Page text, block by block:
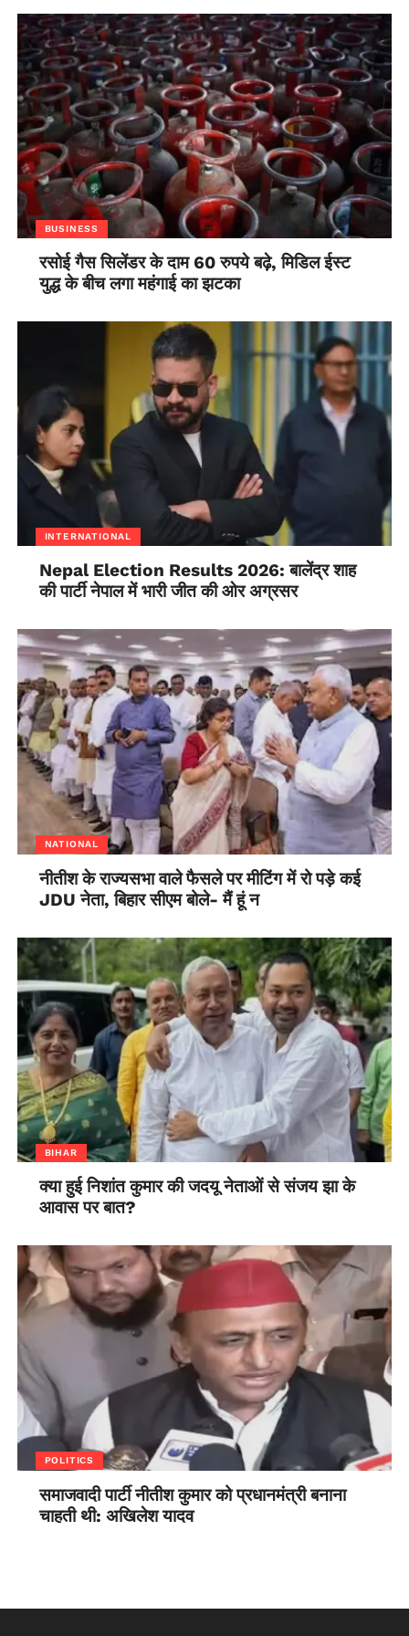
BUSINESS
रसोई गैस सिलेंडर के दाम 60 रुपये बढ़े, मिडिल ईस्ट
युद्ध के बीच लगा महंगाई का झटका
INTERNATIONAL
Nepal Election Results 2026: बालेंद्र शाह
की पार्टी नेपाल में भारी जीत की ओर अग्रसर
NATIONAL
नीतीश के राज्यसभा वाले फैसले पर मीटिंग में रो पड़े कई
JDU नेता, बिहार सीएम बोले- मैं हूं न
BIHAR
क्या हुई निशांत कुमार की जदयू नेताओं से संजय झा के
आवास पर बात?
POLITICS
समाजवादी पार्टी नीतीश कुमार को प्रधानमंत्री बनाना
चाहती थी: अखिलेश यादव